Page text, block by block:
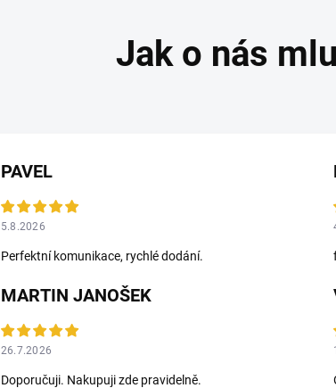
PAVEL
5.8.2026
Perfektní komunikace, rychlé dodání.
MARTIN JANOŠEK
26.7.2026
Doporučuji. Nakupuji zde pravidelně.